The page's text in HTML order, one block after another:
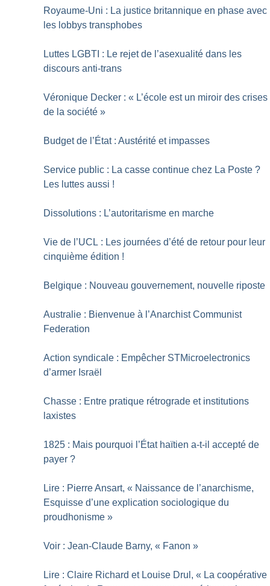
Royaume-Uni : La justice britannique en phase avec
les lobbys transphobes
Luttes LGBTI : Le rejet de l’asexualité dans les
discours anti-trans
Véronique Decker : « L’école est un miroir des crises
de la société »
Budget de l’État : Austérité et impasses
Service public : La casse continue chez La Poste ?
Les luttes aussi !
Dissolutions : L’autoritarisme en marche
Vie de l’UCL : Les journées d’été de retour pour leur
cinquième édition !
Belgique : Nouveau gouvernement, nouvelle riposte
Australie : Bienvenue à l’Anarchist Communist
Federation
Action syndicale : Empêcher STMicroelectronics
d’armer Israël
Chasse : Entre pratique rétrograde et institutions
laxistes
1825 : Mais pourquoi l’État haïtien a-t-il accepté de
payer ?
Lire : Pierre Ansart, « Naissance de l’anarchisme,
Esquisse d’une explication sociologique du
proudhonisme »
Voir : Jean-Claude Barny, « Fanon »
Lire : Claire Richard et Louise Drul, « La coopérative